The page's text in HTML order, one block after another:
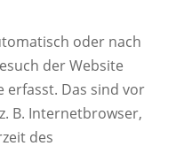
oder nach
der Website
erfasst. Das sind vor
B. Internetbrowser,
des